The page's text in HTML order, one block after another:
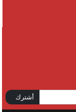
أشترك